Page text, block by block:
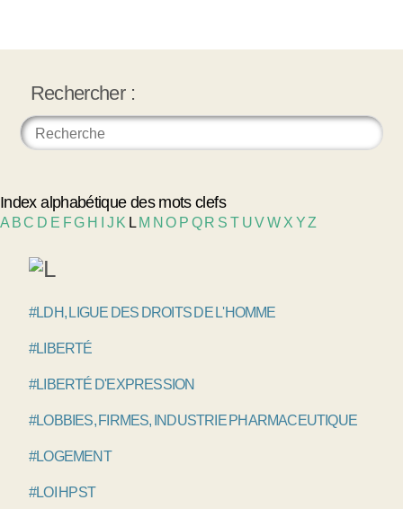
Rechercher :
Index alphabétique des mots clefs
A BC D E FG H J K L M NO P Q R S T UVW X YZ
#LDH, LIGUE DES DROITS DE L'HOMME
#LIBERTÉ
#LIBERTÉ D'EXPRESSION
#LOBBIES, FIRMES, INDUSTRIE PHARMACEUTIQUE
#LOGEMENT
#LOI HPST